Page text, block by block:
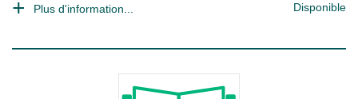
Plus d'information... Disponible